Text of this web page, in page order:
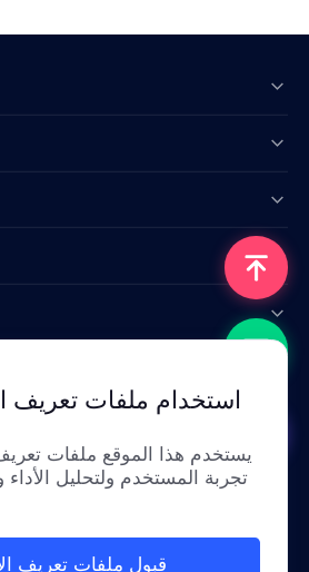
استخدام ملفات تعريف
يستخدم هذا الموقع ملفات
تجربة المستخدم ولتحليل
قبول ملفات تعريف